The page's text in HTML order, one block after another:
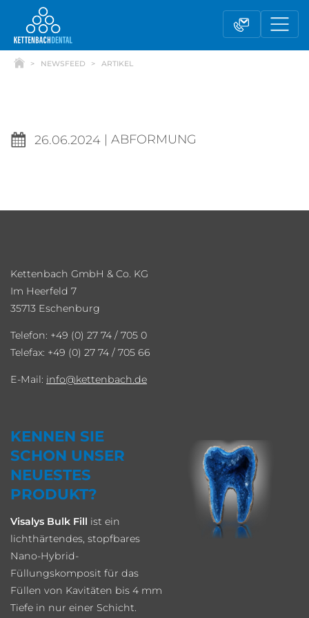
Fachhandel
NEWSFEED ARTIKEL
26.06.2024 | ABFORMUNG
Kettenbach GmbH & Co. KG
Im Heerfeld 7
35713 Eschenburg
Telefon: +49 (0) 27 74 / 705 0
Telefax: +49 (0) 27 74 / 705 66
E-Mail: info kettenbach.de
KENNEN SIE
SCHON UNSER
NEUESTES
PRODUKT?
Visalys Bulk Fill ist ein
lichthärtendes, stopfbares
Nano-Hybrid-
Füllungskomposit für das
Füllen von Kavitäten bis 4 mm
Tiefe in nur einer Schicht.